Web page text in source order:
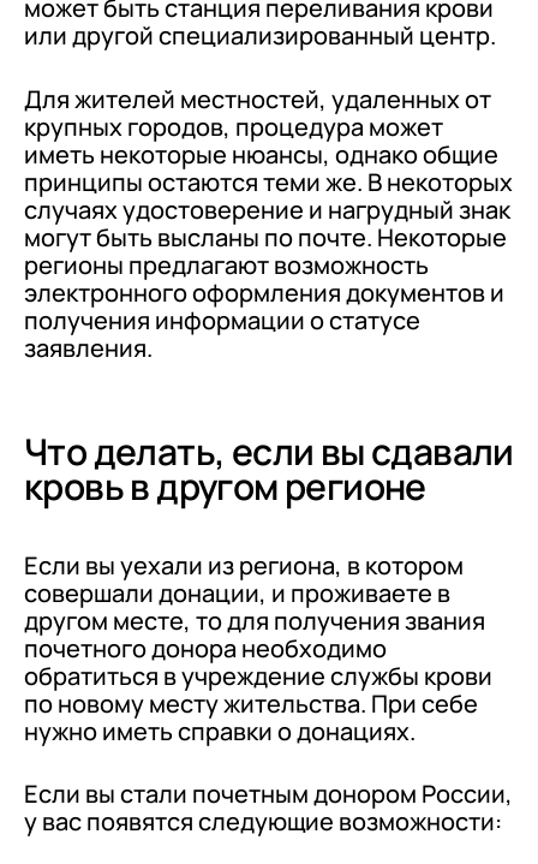
может быть станция переливания крови
или другой специализированный центр.
Для жителей местностей, удаленных от
крупных городов, процедура может
иметь некоторые нюансы, однако общие
принципы остаются теми же. В некоторых
случаях удостоверение и нагрудный знак
могут быть высланы по почте. Некоторые
регионы предлагают возможность
электронного оформления документов и
получения информации о статусе
заявления.
Что делать, если вы сдавали
кровь в другом регионе
Если вы уехали из региона, в котором
совершали донации, и проживаете в
другом месте, то для получения звания
почетного донора необходимо
обратиться в учреждение службы крови
по новому месту жительства. При себе
нужно иметь справки о донациях.
Если вы стали почетным донором России,
у вас появятся следующие возможности: